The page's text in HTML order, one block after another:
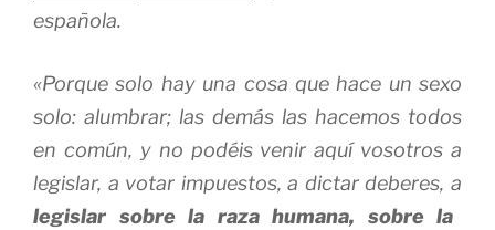
española.
«Porque solo hay una cosa que hace un sexo
solo: alumbrar; las demás las hacemos todos
en común, y no podéis venir aquí vosotros a
legislar, a votar impuestos, a dictar deberes, a
legislar sobre la raza humana, sobre la